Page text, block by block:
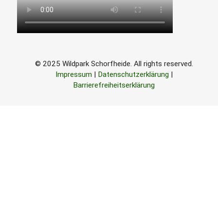
© 2025 Wildpark Schorfheide. All rights reserved.
Impressum| Datenschutzerklärung|
Barrierefreiheitserklärung